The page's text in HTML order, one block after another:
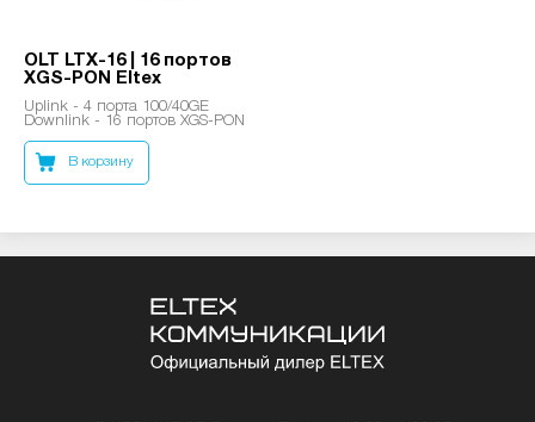
OLT LTX-16 | 16 портов
XGS-PON Eltex
Uplink - 4 порта 100/40GE
Downlink - 16 портов XGS-PON
В корзину